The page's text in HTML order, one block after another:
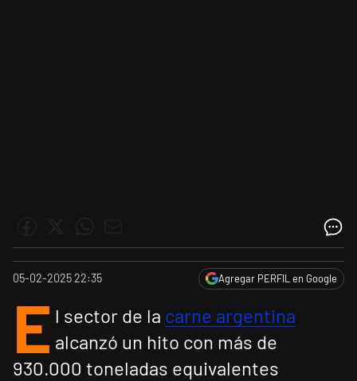
05-02-2025 22:35 Agregar PERFIL en Google
E l sector de la carne argentina
alcanzó un hito con más de
930.000 toneladas equivalentes